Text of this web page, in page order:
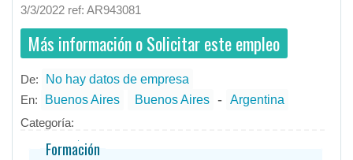
3/3/2022 ref: AR943081
Más información o Solicitar este empleo
De: No hay datos de empresa
En: Buenos Aires Buenos Aires - Argentina
Categoría:
Formación